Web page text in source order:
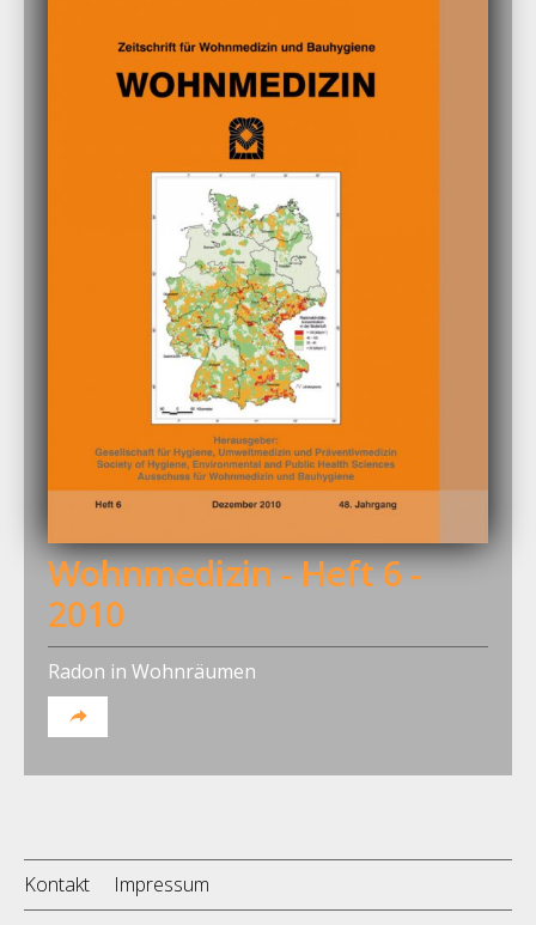
Wohnmedizin - Heft 6 -
2010
Radon in Wohnräumen
Kontakt
Impressum